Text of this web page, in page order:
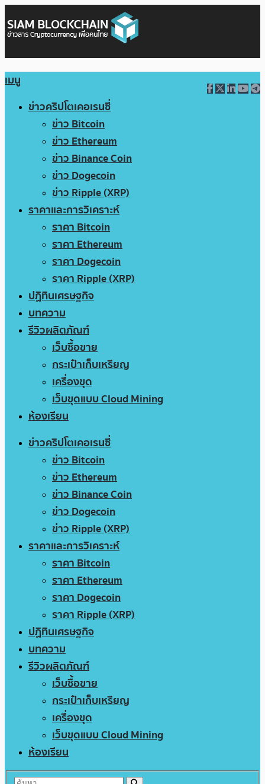
เมนู
ข่าวคริปโตเคอเรนซี่
ข่าว Bitcoin
ข่าว Ethereum
ข่าว Binance Coin
ข่าว Dogecoin
ข่าว Ripple (XRP)
ราคาและการวิเคราะห์
ราคา Bitcoin
ราคา Ethereum
ราคา Dogecoin
ราคา Ripple (XRP)
ปฏิทินเศรษฐกิจ
บทความ
รีวิวผลิตภัณฑ์
เว็บซื้อขาย
กระเป๋าเก็บเหรียญ
เครื่องขุด
เว็บขุดแบบ Cloud Mining
ห้องเรียน
ข่าวคริปโตเคอเรนซี่
ข่าว Bitcoin
ข่าว Ethereum
ข่าว Binance Coin
ข่าว Dogecoin
ข่าว Ripple (XRP)
ราคาและการวิเคราะห์
ราคา Bitcoin
ราคา Ethereum
ราคา Dogecoin
ราคา Ripple (XRP)
ปฏิทินเศรษฐกิจ
บทความ
รีวิวผลิตภัณฑ์
เว็บซื้อขาย
กระเป๋าเก็บเหรียญ
เครื่องขุด
เว็บขุดแบบ Cloud Mining
ห้องเรียน